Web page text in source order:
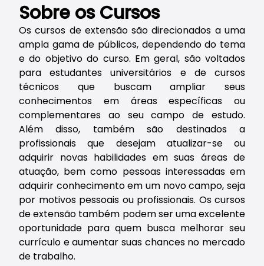
Sobre os Cursos
Os cursos de extensão são direcionados a uma
ampla gama de públicos, dependendo do tema
e do objetivo do curso. Em geral, são voltados
para estudantes universitários e de cursos
técnicos que buscam ampliar seus
conhecimentos em áreas específicas ou
complementares ao seu campo de estudo.
Além disso, também são destinados a
profissionais que desejam atualizar-se ou
adquirir novas habilidades em suas áreas de
atuação, bem como pessoas interessadas em
adquirir conhecimento em um novo campo, seja
por motivos pessoais ou profissionais. Os cursos
de extensão também podem ser uma excelente
oportunidade para quem busca melhorar seu
currículo e aumentar suas chances no mercado
de trabalho.